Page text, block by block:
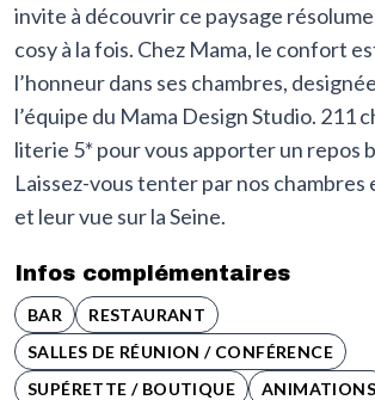
invite à découvrir ce paysage
cosy à la fois. Chez Mama, le confort
l’honneur dans ses chambres,
l’équipe du Mama Design Studio. 211
literie 5* pour vous apporter un repos
Laissez-vous tenter par nos chambres
et leur vue sur la Seine.
Infos complémentaires
BAR
RESTAURANT
SALLES DE RÉUNION / CONFÉRENCE
SUPÉRETTE / BOUTIQUE
ANIMATIONS